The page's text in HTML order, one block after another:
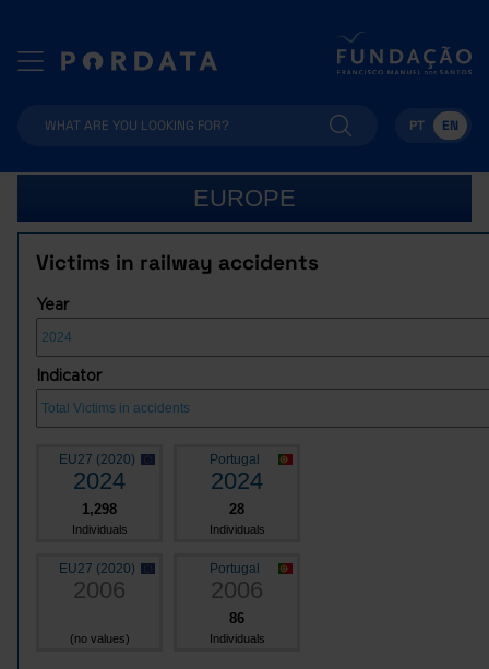
PT EN
EUROPE
Victims in railway accidents
Year
Indicator
EU27 (2020)
2024
1,298
Individuals
Portugal
2024
28
Individuals
EU27 (2020)
2006
(no values)
Portugal
2006
86
Individuals